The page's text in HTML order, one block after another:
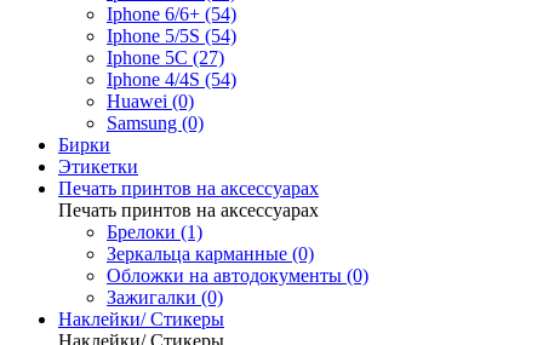
Iphone 6/6+ (54)
Iphone 5/5S (54)
Iphone 5C (27)
Iphone 4/4S (54)
Huawei (0)
Samsung (0)
Бирки
Этикетки
Печать принтов на аксессуарах
Печать принтов на аксессуарах
Брелоки (1)
Зеркальца карманные (0)
Обложки на автодокументы (0)
Зажигалки (0)
Наклейки/ Стикеры
Наклейки/ Стикеры